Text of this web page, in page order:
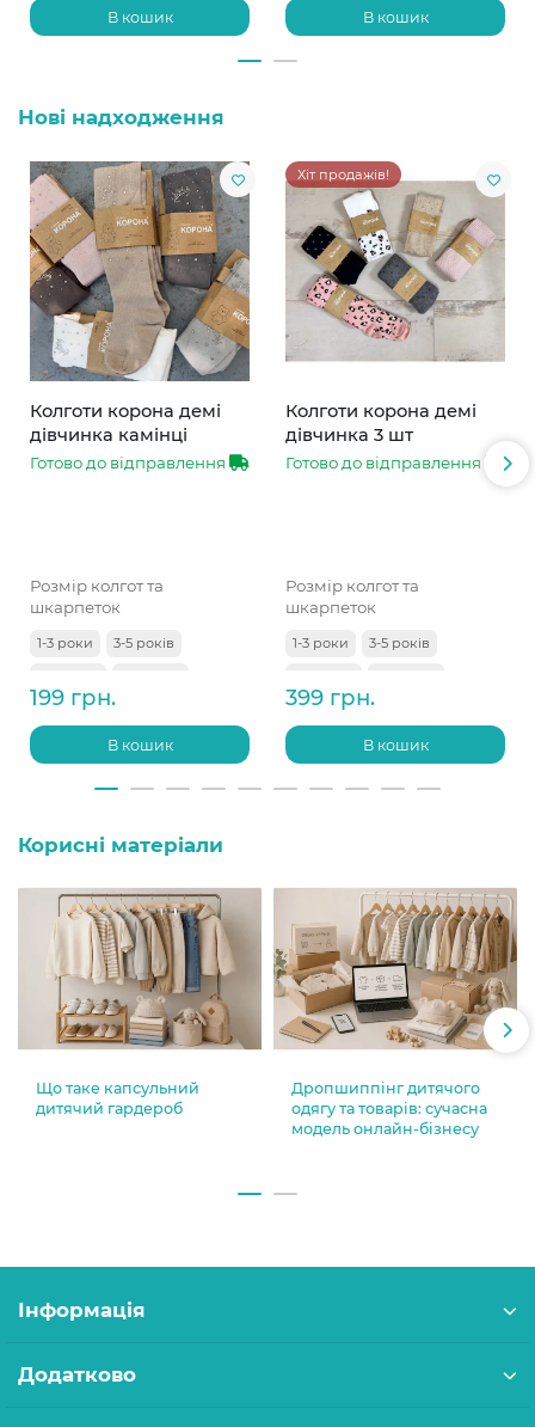
В кошик В кошик
Нові надходження
Колготи корона демі
дівчинка камінці
Готово до відправлення
Розмір колгот та
шкарпеток
1-3 роки
3-5 років
199 грн.
В кошик
Хіт продажів!
Колготи корона демі
дівчинка 3 шт
Готово до відправлення
Розмір колгот та
шкарпеток
1-3 роки
3-5 років
9-11 років
399 грн.
В кошик
Корисні матеріали
Що таке капсульний
дитячий гардероб
Дропшиппінг дитячого
одягу та товарів: сучасна
модель онлайн-бізнесу
Інформація
Додатково